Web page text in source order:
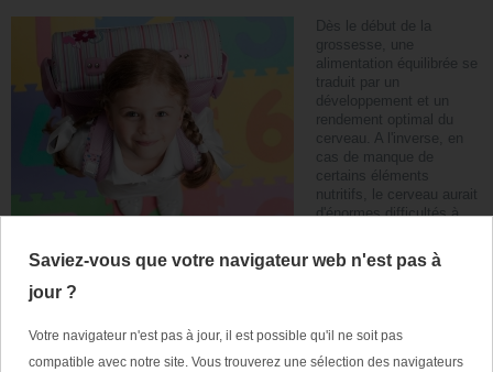
Dès le début de la
grossesse, une
alimentation équilibrée se
traduit par un
développement et un
rendement optimal du
cerveau. A l'inverse, en
cas de manque de
certains éléments
nutritifs, le cerveau aurait
d'énormes difficultés à
Les bénéfices d’une bonne alimentation se traduisent par un
développement et rendement optimal du cerveau. Si dès le début de la
alimentaire équilibré et nécessaires à son développement il aurait
d’énormes difficultés à exercer ses fonctions.
Saviez-vous que votre navigateur web n'est pas à
jour ?
Votre navigateur n'est pas à jour, il est possible qu'il ne soit pas
compatible avec notre site. Vous trouverez une sélection des navigateurs